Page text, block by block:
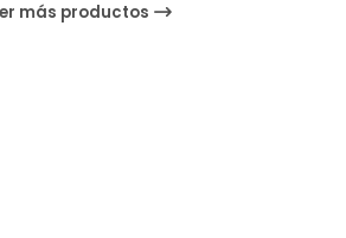
más productos